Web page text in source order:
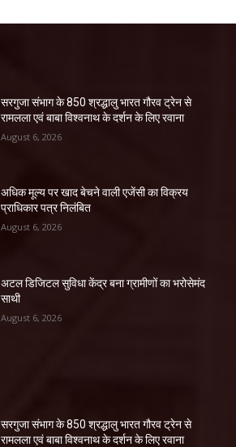
सरगुजा संभाग के 850 श्रद्धालु भारत गौरव ट्रेन से
रामलला एवं बाबा विश्वनाथ के दर्शन के लिए रवाना
August 6, 2026
अधिक मूल्य पर खाद बेचने वाली एजेंसी का विक्रय
प्राधिकार पत्र निलंबित
August 6, 2026
अटल डिजिटल सुविधा केंद्र बना ग्रामीणों का भरोसेमंद
साथी
August 6, 2026
सरगुजा संभाग के 850 श्रद्धालु भारत गौरव ट्रेन से
रामलला एवं बाबा विश्वनाथ के दर्शन के लिए रवाना